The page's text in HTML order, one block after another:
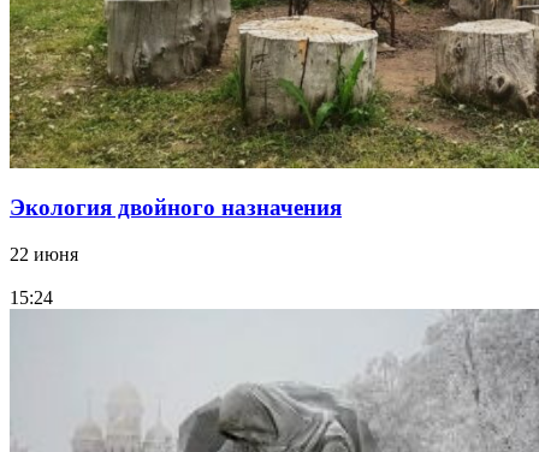
Экология двойного назначения
22 июня
15:24